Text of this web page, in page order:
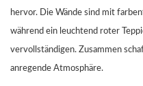
hervor. Die Wände sind mit
während ein leuchtend roter
vervollständigen. Zusammen
anregende Atmosphäre.